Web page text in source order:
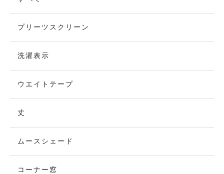
プリーツスクリーン
洗濯表示
ウエイトテープ
丈
ムースシェード
コーナー窓